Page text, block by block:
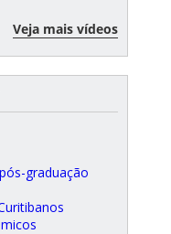
Veja mais vídeos
graduação